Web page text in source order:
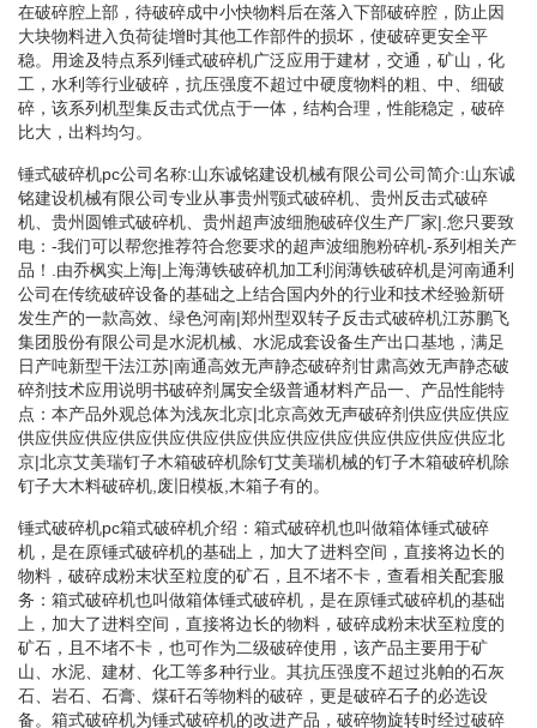
在破碎腔上部，待破碎成中小快物料后在落入下部破碎腔，防止因
大块物料进入负荷徒增时其他工作部件的损坏，使破碎更安全平
稳。用途及特点系列锤式破碎机广泛应用于建材，交通，矿山，化
工，水利等行业破碎，抗压强度不超过中硬度物料的粗、中、细破
碎，该系列机型集反击式优点于一体，结构合理，性能稳定，破碎
比大，出料均匀。
锤式破碎机pc公司名称:山东诚铭建设机械有限公司公司简介:山东诚
铭建设机械有限公司专业从事贵州颚式破碎机、贵州反击式破碎
机、贵州圆锥式破碎机、贵州超声波细胞破碎仪生产厂家|.您只要致
电：-我们可以帮您推荐符合您要求的超声波细胞粉碎机-系列相关产
品！.由乔枫实上海|上海薄铁破碎机加工利润薄铁破碎机是河南通利
公司在传统破碎设备的基础之上结合国内外的行业和技术经验新研
发生产的一款高效、绿色河南|郑州型双转子反击式破碎机江苏鹏飞
集团股份有限公司是水泥机械、水泥成套设备生产出口基地，满足
日产吨新型干法江苏|南通高效无声静态破碎剂甘肃高效无声静态破
碎剂技术应用说明书破碎剂属安全级普通材料产品一、产品性能特
点：本产品外观总体为浅灰北京|北京高效无声破碎剂供应供应供应
供应供应供应供应供应供应供应供应供应供应供应供应供应供应北
京|北京艾美瑞钉子木箱破碎机除钉艾美瑞机械的钉子木箱破碎机除
钉子大木料破碎机,废旧模板,木箱子有的。
锤式破碎机pc箱式破碎机介绍：箱式破碎机也叫做箱体锤式破碎
机，是在原锤式破碎机的基础上，加大了进料空间，直接将边长的
物料，破碎成粉末状至粒度的矿石，且不堵不卡，查看相关配套服
务：箱式破碎机也叫做箱体锤式破碎机，是在原锤式破碎机的基础
上，加大了进料空间，直接将边长的物料，破碎成粉末状至粒度的
矿石，且不堵不卡，也可作为二级破碎使用，该产品主要用于矿
山、水泥、建材、化工等多种行业。其抗压强度不超过兆帕的石灰
石、岩石、石膏、煤矸石等物料的破碎，更是破碎石子的必选设
备。箱式破碎机为锤式破碎机的改进产品，破碎物旋转时经过破碎